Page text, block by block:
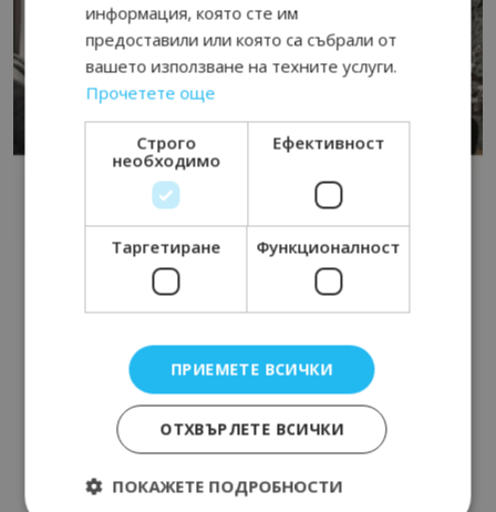
информация, която сте им
предоставили или която са събрали от
вашето използване на техните услуги.
Прочетете още
Строго
необходимо
Ефективност
Таргетиране Функционалност
ПРИЕМЕТЕ ВСИЧКИ
ОТХВЪРЛЕТЕ ВСИЧКИ
ПОКАЖЕТЕ ПОДРОБНОСТИ